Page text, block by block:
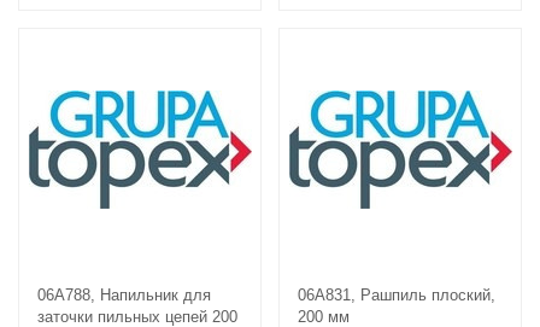
06A788, Напильник для
заточки пильных цепей 200
06A831, Рашпиль плоский,
200 мм